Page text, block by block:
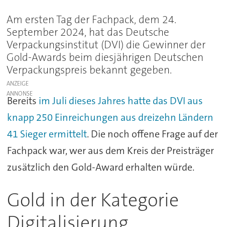
Am ersten Tag der Fachpack, dem 24.
September 2024, hat das Deutsche
Verpackungsinstitut (DVI) die Gewinner der
Gold-Awards beim diesjährigen Deutschen
Verpackungspreis bekannt gegeben.
ANZEIGE
Bereits im Juli dieses Jahres hatte das DVI aus
knapp 250 Einreichungen aus dreizehn Ländern
41 Sieger ermittelt. Die noch offene Frage auf der
Fachpack war, wer aus dem Kreis der Preisträger
zusätzlich den Gold-Award erhalten würde.
Gold in der Kategorie